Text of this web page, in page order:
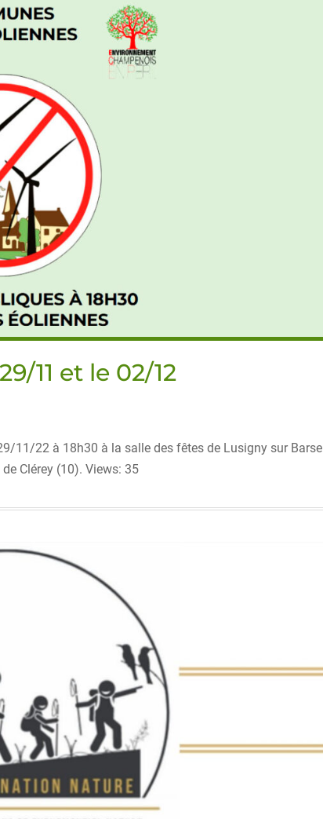
11 et le 02/12
11/22 à 18h30 à la salle des fêtes de Lusigny sur Barse
Clérey (10). Views: 35